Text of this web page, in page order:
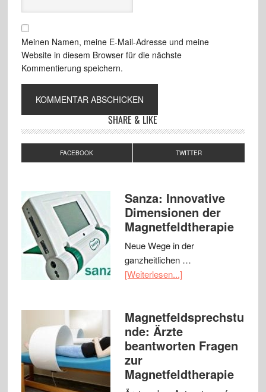
Meinen Namen, meine E-Mail-Adresse und meine
Website in diesem Browser für die nächste
Kommentierung speichern.
SHARE & LIKE
FACEBOOK TWITTER
Sanza: Innovative
Dimensionen der
Magnetfeldtherapie
Neue Wege in der
ganzheitlichen …
[Weiterlesen...]
Magnetfeldsprechstu
nde: Ärzte
beantworten Fragen
zur
Magnetfeldtherapie